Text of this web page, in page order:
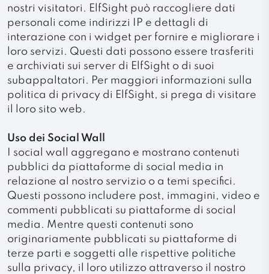
nostri visitatori. ElfSight può raccogliere dati
personali come indirizzi IP e dettagli di
interazione con i widget per fornire e migliorare i
loro servizi. Questi dati possono essere trasferiti
e archiviati sui server di ElfSight o di suoi
subappaltatori. Per maggiori informazioni sulla
politica di privacy di ElfSight, si prega di visitare
il loro sito web.
Uso dei Social Wall
I social wall aggregano e mostrano contenuti
pubblici da piattaforme di social media in
relazione al nostro servizio o a temi specifici.
Questi possono includere post, immagini, video e
commenti pubblicati su piattaforme di social
media. Mentre questi contenuti sono
originariamente pubblicati su piattaforme di
terze parti e soggetti alle rispettive politiche
sulla privacy, il loro utilizzo attraverso il nostro